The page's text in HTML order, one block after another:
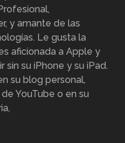
y amante de las
Le gusta la
aficionada a Apple y
sin su iPhone y su iPad.
su blog personal,
YouTube o en su